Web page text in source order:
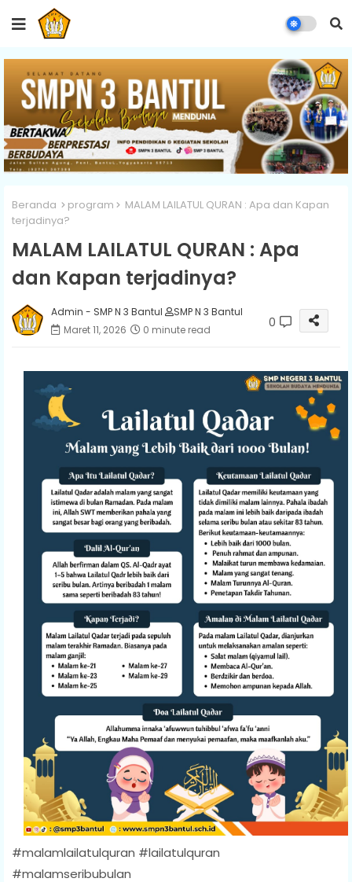
Beranda program
MALAM LAILATUL QURAN : Apa dan Kapan
terjadinya?
MALAM LAILATUL QURAN : Apa
dan Kapan terjadinya?
Admin - SMP N 3 Bantul
SMP N 3 Bantul
Maret 11, 2026
0 minute read 0
#malamlailatulquran #lailatulquran
#malamseribubulan